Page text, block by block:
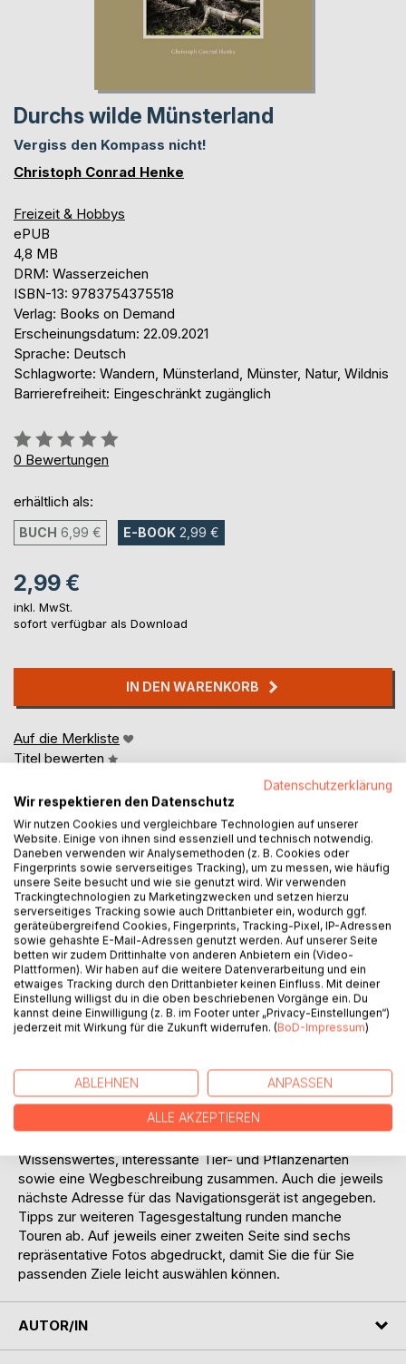
Durchs wilde Münsterland
Vergiss den Kompass nicht!
Christoph Conrad Henke
Freizeit & Hobbys
ePUB
4,8 MB
DRM: Wasserzeichen
ISBN-13: 9783754375518
Verlag: Books on Demand
Erscheinungsdatum: 22.09.2021
Sprache: Deutsch
Schlagworte: Wandern, Münsterland, Münster, Natur, Wildnis
Barrierefreiheit: Eingeschränkt zugänglich
Bewertung::
0%
0 Bewertungen
erhältlich als:
BUCH 6,99 € E-BOOK 2,99 €
2,99 €
inkl. MwSt.
sofort verfügbar als Download
IN DEN WARENKORB
Auf die Merkliste
Titel bewerten
BESCHREIBUNG
In diesem Büchlein stelle ich meine zehn
Lieblingswanderungen durch das Münsterland vor. Es ist für
neu zugezogene Einwohner Münsters und Touristen, aber
auch für alteingesessene Münsteraner gedacht, die zu Fuß
das Münsterland entdecken möchten.
besonders gut für Naturerlebnisse mit Kindern. Sie sind
vergleichsweise kurz, aber abwechslungsreich.
Wissenswertes, interessante Tier- und Pflanzenarten
sowie eine Wegbeschreibung zusammen. Auch die jeweils
nächste Adresse für das Navigationsgerät ist angegeben.
Tipps zur weiteren Tagesgestaltung runden manche
Touren ab. Auf jeweils einer zweiten Seite sind sechs
repräsentative Fotos abgedruckt, damit Sie die für Sie
passenden Ziele leicht auswählen können.
AUTOR/IN
Datenschutzerklärung
Wir respektieren den Datenschutz
Wir nutzen Cookies und vergleichbare Technologien auf unserer
Website. Einige von ihnen sind essenziell und technisch notwendig.
Daneben verwenden wir Analysemethoden (z. B. Cookies oder
Fingerprints sowie serverseitiges Tracking), um zu messen, wie häufig
unsere Seite besucht und wie sie genutzt wird. Wir verwenden
Trackingtechnologien zu Marketingzwecken und setzen hierzu
serverseitiges Tracking sowie auch Drittanbieter ein, wodurch ggf.
geräteübergreifend Cookies, Fingerprints, Tracking-Pixel, IP-Adressen
sowie gehashte E-Mail-Adressen genutzt werden. Auf unserer Seite
betten wir zudem Drittinhalte von anderen Anbietern ein (Video-
Plattformen). Wir haben auf die weitere Datenverarbeitung und ein
etwaiges Tracking durch den Drittanbieter keinen Einfluss. Mit deiner
Einstellung willigst du in die oben beschriebenen Vorgänge ein. Du
kannst deine Einwilligung (z. B. im Footer unter „Privacy-Einstellungen“)
jederzeit mit Wirkung für die Zukunft widerrufen. (BoD-Impressum)
ABLEHNEN ANPASSEN
ALLE AKZEPTIEREN